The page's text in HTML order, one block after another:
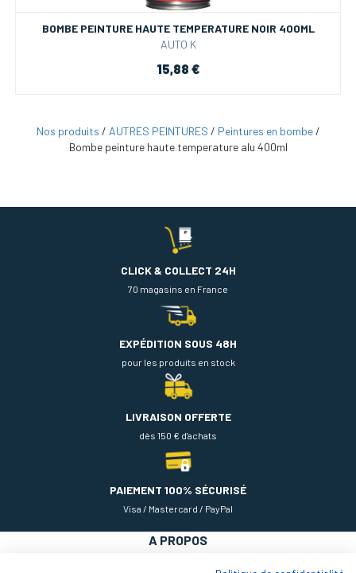
BOMBE PEINTURE HAUTE TEMPERATURE NOIR 400ML
AUTO K
15,88 €
Nos produits / AUTRES PEINTURES / Peintures en bombe/
Bombe peinture haute temperature alu 400ml
CLICK & COLLECT 24H
70 magasins en France
EXPÉDITION SOUS 48H
pour les produits en stock
LIVRAISON OFFERTE
dès 150 € d'achats
PAIEMENT 100% SÉCURISÉ
Visa / Mastercard / PayPal
A PROPOS